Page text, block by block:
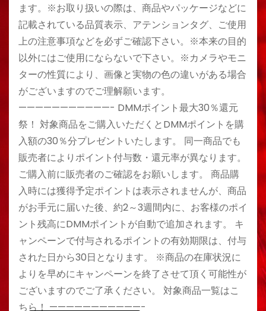
ます。※お取り扱いの際は、商品やパッケージなどに
記載されている品質表示、アテンションタグ、ご使用
上の注意事項などを必ずご確認下さい。※本来の目的
以外にはご使用にならないで下さい。※カメラやモニ
ターの性質により、画像と実物の色の違いがある場合
がございますのでご理解願います。
———————————- DMMポイント最大30％還元
祭！ 対象商品をご購入いただくとDMMポイントを購
入額の30％分プレゼントいたします。 同一商品でも
販売者によりポイント付与数・還元率が異なります。
ご購入前に販売者のご確認をお願いします。 商品購
入時には獲得予定ポイントは表示されませんが、商品
がお手元に届いた後、約2～3週間内に、お客様のポイ
ント残高にDMMポイントが自動で追加されます。 キ
ャンペーンで付与されるポイントの有効期限は、付与
された日から30日となります。 ※商品の在庫状況に
よりを早めにキャンペーンを終了させて頂く可能性が
ございますのでご了承ください。 対象商品一覧はこ
ちら！ ———————————-